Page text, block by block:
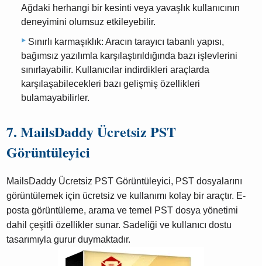
Ağdaki herhangi bir kesinti veya yavaşlık kullanıcının
deneyimini olumsuz etkileyebilir.
Sınırlı karmaşıklık: Aracın tarayıcı tabanlı yapısı,
bağımsız yazılımla karşılaştırıldığında bazı işlevlerini
sınırlayabilir. Kullanıcılar indirdikleri araçlarda
karşılaşabilecekleri bazı gelişmiş özellikleri
bulamayabilirler.
7. MailsDaddy Ücretsiz PST
Görüntüleyici
MailsDaddy Ücretsiz PST Görüntüleyici, PST dosyalarını
görüntülemek için ücretsiz ve kullanımı kolay bir araçtır. E-
posta görüntüleme, arama ve temel PST dosya yönetimi
dahil çeşitli özellikler sunar. Sadeliği ve kullanıcı dostu
tasarımıyla gurur duymaktadır.